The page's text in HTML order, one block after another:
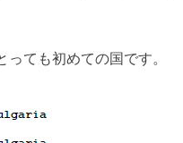
ても初めての国です。